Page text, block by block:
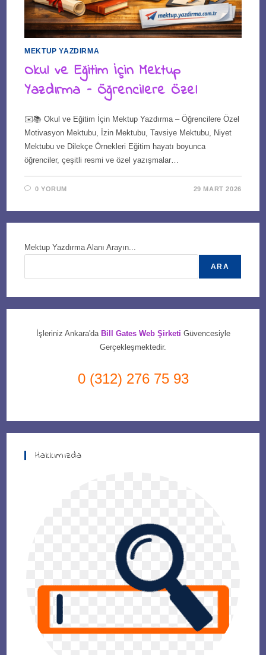
MEKTUP YAZDIRMA
Okul ve Eğitim İçin Mektup
Yazdırma – Öğrencilere Özel
✉️📚 Okul ve Eğitim İçin Mektup Yazdırma – Öğrencilere Özel
Motivasyon Mektubu, İzin Mektubu, Tavsiye Mektubu, Niyet
Mektubu ve Dilekçe Örnekleri Eğitim hayatı boyunca
öğrenciler, çeşitli resmi ve özel yazışmalar…
0 YORUM 29 MART 2026
Mektup Yazdırma Alanı Arayın...
ARA
İşleriniz Ankara'da Bill Gates Web Şirketi Güvencesiyle
Gerçekleşmektedir.
0 (312) 276 75 93
Hakkımızda